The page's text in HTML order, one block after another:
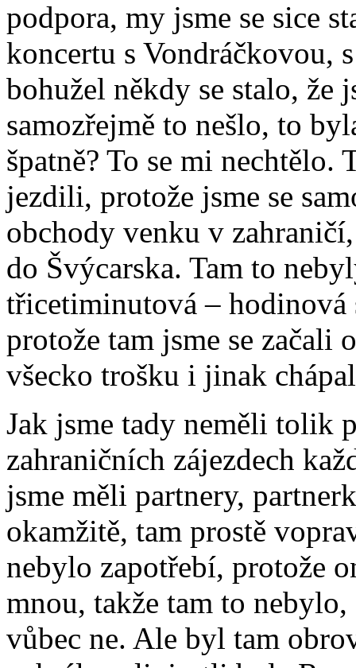
podpora, my jsme se sice
koncertu s Vondráčkovou,
bohužel někdy se stalo, že
samozřejmě to nešlo, to
špatně? To se mi
jezdili, protože jsme se
obchody venku v
do Švýcarska. Tam to
třicetiminutová – hodinová
protože tam jsme se začali
všecko trošku i jinak
Jak jsme tady neměli tolik
zahraničních zájezdech
jsme měli partnery,
okamžitě, tam prostě
nebylo zapotřebí, protože
mnou, takže tam to
vůbec ne. Ale byl tam